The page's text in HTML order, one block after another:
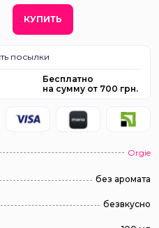
КУПИТЬ
посылки
Бесплатно
на сумму от 700 грн.
Orgie
без аромата
безвкусно